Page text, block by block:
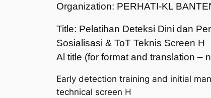
Organization: PERHATI-KL
Title: Pelatihan Deteksi Dini dan
Sosialisasi & ToT Teknis Screen H
Al title (for format and translation –
Early detection training and initial
technical screen H